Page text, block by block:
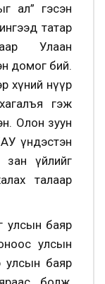
ал” гэсэн
татар
Улаан
домог бий.
хүний нүүр
гэж
Олон зуун
үндэстэн
зан үйлийг
талаар
улсын баяр
улсын
улсын баяр